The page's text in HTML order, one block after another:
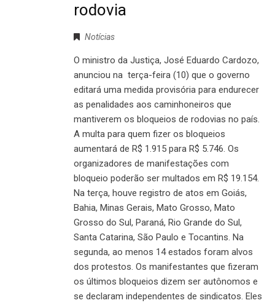
rodovia
Notícias
O ministro da Justiça, José Eduardo Cardozo,
anunciou na terça-feira (10) que o governo
editará uma medida provisória para endurecer
as penalidades aos caminhoneiros que
mantiverem os bloqueios de rodovias no país.
A multa para quem fizer os bloqueios
aumentará de R$ 1.915 para R$ 5.746. Os
organizadores de manifestações com
bloqueio poderão ser multados em R$ 19.154.
Na terça, houve registro de atos em Goiás,
Bahia, Minas Gerais, Mato Grosso, Mato
Grosso do Sul, Paraná, Rio Grande do Sul,
Santa Catarina, São Paulo e Tocantins. Na
segunda, ao menos 14 estados foram alvos
dos protestos. Os manifestantes que fizeram
os últimos bloqueios dizem ser autônomos e
se declaram independentes de sindicatos. Eles